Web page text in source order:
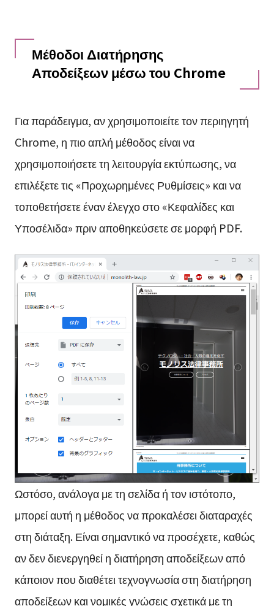
Μέθοδοι Διατήρησης
Αποδείξεων μέσω του Chrome
Για παράδειγμα, αν χρησιμοποιείτε τον περιηγητή
Chrome, η πιο απλή μέθοδος είναι να
χρησιμοποιήσετε τη λειτουργία εκτύπωσης, να
επιλέξετε τις «Προχωρημένες Ρυθμίσεις» και να
τοποθετήσετε έναν έλεγχο στο «Κεφαλίδες και
Υποσέλιδα» πριν αποθηκεύσετε σε μορφή PDF.
Ωστόσο, ανάλογα με τη σελίδα ή τον ιστότοπο,
μπορεί αυτή η μέθοδος να προκαλέσει διαταραχές
στη διάταξη. Είναι σημαντικό να προσέχετε, καθώς
αν δεν διενεργηθεί η διατήρηση αποδείξεων από
κάποιον που διαθέτει τεχνογνωσία στη διατήρηση
αποδείξεων και νομικές γνώσεις σχετικά με τη